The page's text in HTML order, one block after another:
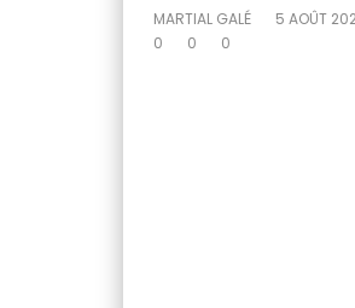
MARTIAL GALÉ
5 AOÛT
0
0 0